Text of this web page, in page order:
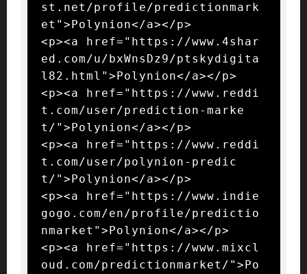
st.net/profile/predictionmark
et">Polynion</a></p>
<p><a href="https://www.4shar
ed.com/u/bxWnsDz9/ptskydigita
l82.html">Polynion</a></p>
<p><a href="https://www.reddi
t.com/user/prediction-marke
t/">Polynion</a></p>
<p><a href="https://www.reddi
t.com/user/polynion-predic
t/">Polynion</a></p>
<p><a href="https://www.indie
gogo.com/en/profile/predictio
nmarket">Polynion</a></p>
<p><a href="https://www.mixcl
oud.com/predictionmarket/">Po